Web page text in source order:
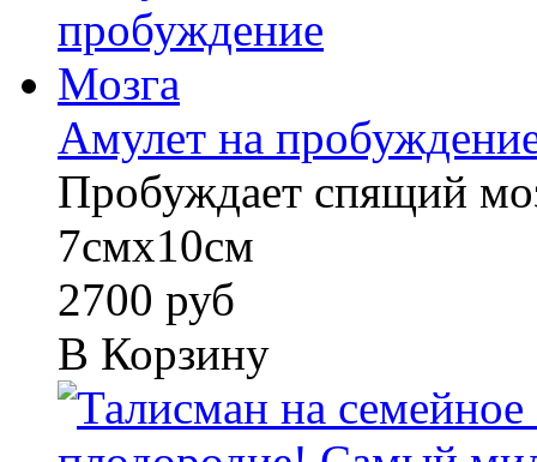
Амулет на
Пробуждает спящий
7смх10см
2700 руб
В Корзину